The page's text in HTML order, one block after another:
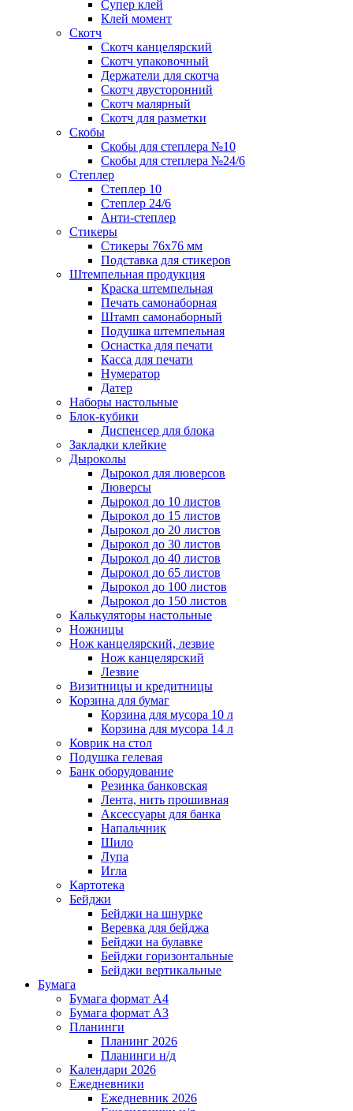
Супер клей
Клей момент
Скотч
Скотч канцелярский
Скотч упаковочный
Держатели для скотча
Скотч двусторонний
Скотч малярный
Скотч для разметки
Скобы
Скобы для степлера №10
Скобы для степлера №24/6
Степлер
Степлер 10
Степлер 24/6
Анти-степлер
Стикеры
Стикеры 76x76 мм
Подставка для стикеров
Штемпельная продукция
Краска штемпельная
Печать самонаборная
Штамп самонаборный
Подушка штемпельная
Оснастка для печати
Касса для печати
Нумератор
Датер
Наборы настольные
Блок-кубики
Диспенсер для блока
Закладки клейкие
Дыроколы
Дырокол для люверсов
Люверсы
Дырокол до 10 листов
Дырокол до 15 листов
Дырокол до 20 листов
Дырокол до 30 листов
Дырокол до 40 листов
Дырокол до 65 листов
Дырокол до 100 листов
Дырокол до 150 листов
Калькуляторы настольные
Ножницы
Нож канцелярский, лезвие
Нож канцелярский
Лезвие
Визитницы и кредитницы
Корзина для бумаг
Корзина для мусора 10 л
Корзина для мусора 14 л
Коврик на стол
Подушка гелевая
Банк оборудование
Резинка банковская
Лента, нить прошивная
Аксессуары для банка
Напальчник
Шило
Лупа
Игла
Картотека
Бейджи
Бейджи на шнурке
Веревка для бейджа
Бейджи на булавке
Бейджи горизонтальные
Бейджи вертикальные
Бумага
Бумага формат А4
Бумага формат А3
Планинги
Планинг 2026
Планинги н/д
Календари 2026
Ежедневники
Ежедневник 2026